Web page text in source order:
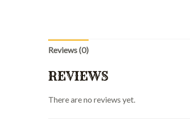
Reviews (0)
REVIEWS
There are no reviews yet.